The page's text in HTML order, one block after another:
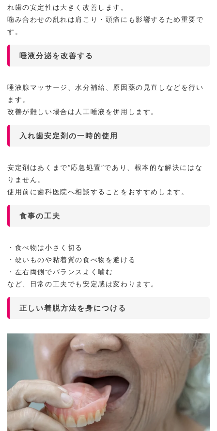
れ歯の安定性は大きく改善します。
噛み合わせの乱れは肩こり・頭痛にも影響するため重要で
す。
唾液分泌を改善する
唾液腺マッサージ、水分補給、原因薬の見直しなどを行い
ます。
改善が難しい場合は人工唾液を併用します。
入れ歯安定剤の一時的使用
安定剤はあくまで“応急処置”であり、根本的な解決にはな
りません。
使用前に歯科医院へ相談することをおすすめします。
食事の工夫
・食べ物は小さく切る
・硬いものや粘着質の食べ物を避ける
・左右両側でバランスよく噛む
など、日常の工夫でも安定感は変わります。
正しい着脱方法を身につける